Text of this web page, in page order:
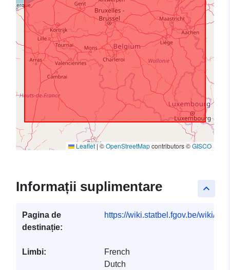
Leaflet|©OpenStreetMapcontributors ©GISCO
keyboard_arrow_up
Informații suplimentare
Pagina de
destinație:
https://wiki.statbel.fgov.be/wiki/
Limbi:
French
Dutch